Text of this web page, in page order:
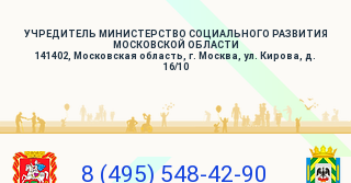
УЧРЕДИТЕЛЬ МИНИСТЕРСТВО СОЦИАЛЬНОГО РАЗВИТИЯ
МОСКОВСКОЙ ОБЛАСТИ
141402, Московская область, г. Москва, ул. Кирова, д.
16/10
8 (495) 548-42-90